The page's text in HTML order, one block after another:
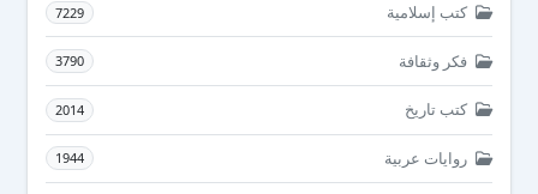
كتب إسلامية 7229
فكر وثقافة 3790
كتب تاريخ 2014
روايات عربية 1944